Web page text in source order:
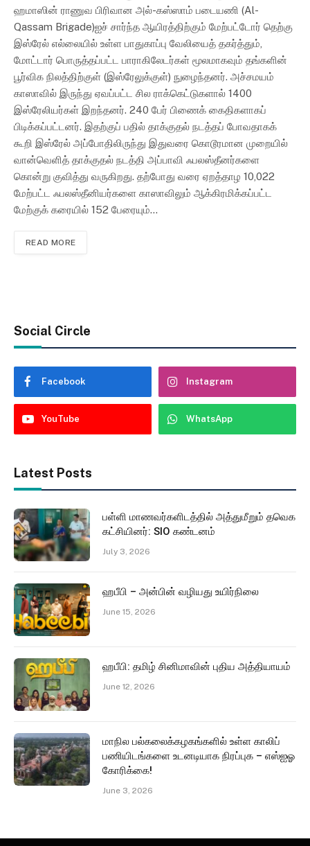
ஹமாஸின் ராணுவ பிரிவான அல்-கஸ்ஸாம் படையணி (Al-
Qassam Brigade)ஐச் சார்ந்த ஆயிரத்திற்கும் மேற்பட்டோர் தெற்கு
இஸ்ரேல் எல்லையில் உள்ள பாதுகாப்பு வேலியைத் தகர்த்தும்,
மோட்டார் பொருத்தப்பட்ட பாராகிலேடர்கள் மூலமாகவும் தங்களின்
பூர்விக நிலத்திற்குள் (இஸ்ரேலுக்குள்) நுழைந்தனர். அச்சமயம்
காஸாவில் இருந்து ஏவப்பட்ட சில ராக்கெட்டுகளால் 1400
இஸ்ரேலியர்கள் இறந்தனர். 240 பேர் பிணைக் கைதிகளாகப்
பிடிக்கப்பட்டனர். இதற்குப் பதில் தாக்குதல் நடத்தப் போவதாகக்
கூறி இஸ்ரேல் அப்போதிலிருந்து இதுவரை கொடூரமான முறையில்
வான்வெளித் தாக்குதல் நடத்தி அப்பாவி ஃபலஸ்தீனர்களை
கொன்று குவித்து வருகிறது. தற்போது வரை ஏறத்தாழ 10,022
மேற்பட்ட ஃபலஸ்தீனியர்களை காஸாவிலும் ஆக்கிரமிக்கப்பட்ட
மேற்குக் கரையில் 152 பேரையும்…
READ MORE
Social Circle
Facebook Instagram
YouTube WhatsApp
Latest Posts
பள்ளி மாணவர்களிடத்தில் அத்துமீறும் தவெக
கட்சியினர்: SIO கண்டனம்
July 3, 2026
ஹபீபி – அன்பின் வழியது உயிர்நிலை
June 15, 2026
ஹபீபி: தமிழ் சினிமாவின் புதிய அத்தியாயம்
June 12, 2026
மாநில பல்கலைக்கழகங்களில் உள்ள காலிப்
பணியிடங்களை உடனடியாக நிரப்புக – எஸ்ஐஓ
கோரிக்கை!
June 3, 2026